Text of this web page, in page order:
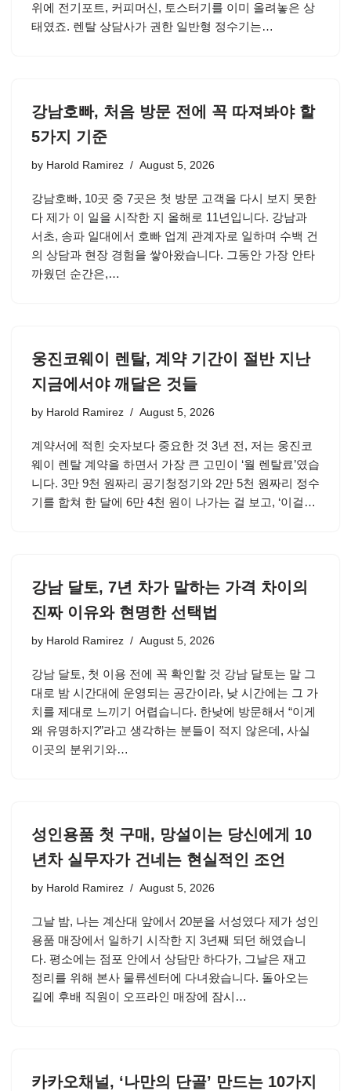
위에 전기포트, 커피머신, 토스터기를 이미 올려놓은 상
태였죠. 렌탈 상담사가 권한 일반형 정수기는…
강남호빠, 처음 방문 전에 꼭 따져봐야 할
5가지 기준
by Harold Ramirez August 5, 2026
강남호빠, 10곳 중 7곳은 첫 방문 고객을 다시 보지 못한
다 제가 이 일을 시작한 지 올해로 11년입니다. 강남과
서초, 송파 일대에서 호빠 업계 관계자로 일하며 수백 건
의 상담과 현장 경험을 쌓아왔습니다. 그동안 가장 안타
까웠던 순간은,…
웅진코웨이 렌탈, 계약 기간이 절반 지난
지금에서야 깨달은 것들
by Harold Ramirez August 5, 2026
계약서에 적힌 숫자보다 중요한 것 3년 전, 저는 웅진코
웨이 렌탈 계약을 하면서 가장 큰 고민이 ‘월 렌탈료’였습
니다. 3만 9천 원짜리 공기청정기와 2만 5천 원짜리 정수
기를 합쳐 한 달에 6만 4천 원이 나가는 걸 보고, ‘이걸…
강남 달토, 7년 차가 말하는 가격 차이의
진짜 이유와 현명한 선택법
by Harold Ramirez August 5, 2026
강남 달토, 첫 이용 전에 꼭 확인할 것 강남 달토는 말 그
대로 밤 시간대에 운영되는 공간이라, 낮 시간에는 그 가
치를 제대로 느끼기 어렵습니다. 한낮에 방문해서 “이게
왜 유명하지?”라고 생각하는 분들이 적지 않은데, 사실
이곳의 분위기와…
성인용품 첫 구매, 망설이는 당신에게 10
년차 실무자가 건네는 현실적인 조언
by Harold Ramirez August 5, 2026
그날 밤, 나는 계산대 앞에서 20분을 서성였다 제가 성인
용품 매장에서 일하기 시작한 지 3년째 되던 해였습니
다. 평소에는 점포 안에서 상담만 하다가, 그날은 재고
정리를 위해 본사 물류센터에 다녀왔습니다. 돌아오는
길에 후배 직원이 오프라인 매장에 잠시…
카카오채널, ‘나만의 단골’ 만드는 10가지